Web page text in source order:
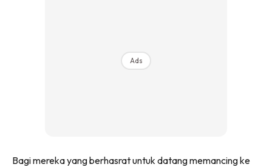
Ads
Bagi mereka yang berhasrat untuk datang memancing ke